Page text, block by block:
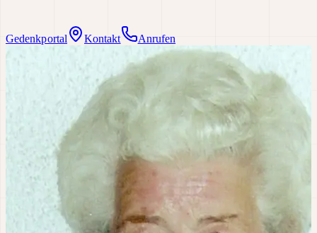
Gedenkportal Kontakt Anrufen